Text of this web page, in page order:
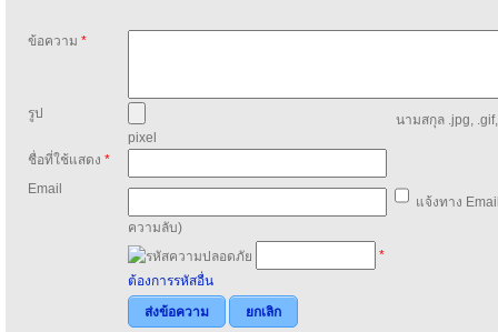
ข้อความ *
รูป
นามสกุล .jpg,
pixel
ชื่อที่ใช้แสดง *
Email
แจ้งทาง
ความลับ)
*
ต้องการรหัสอื่น
ส่งข้อความ
ยกเลิก